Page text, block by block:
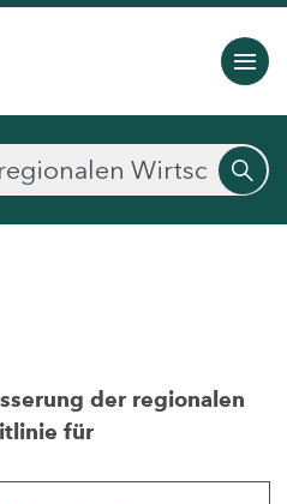
der regionalen
für